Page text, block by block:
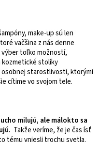
make-up sú len
väčšina z nás denne
výber toľko možností,
kozmetické stolíky
osobnej starostlivosti, ktorými
cítime vo svojom tele.
milujú, ale málokto sa
Takže veríme, že je čas ísť
tému vniesli trochu svetla.